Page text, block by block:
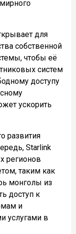
для
собственной
чтобы её
систем
доступу
ускорить
развития
Starlink
регионов
таким как
монголы из
доступ к
и
услугами в